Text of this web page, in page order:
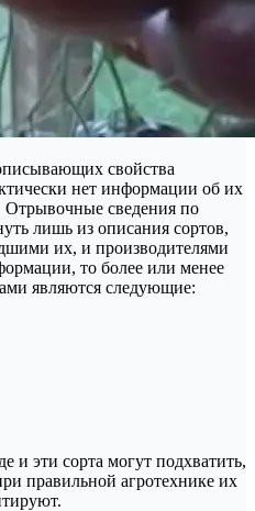
свойства
нет информации об их
Отрывочные сведения по
лишь из описания сортов,
их, и производителями
то более или менее
являются следующие:
и эти сорта могут подхватить,
правильной агротехнике их